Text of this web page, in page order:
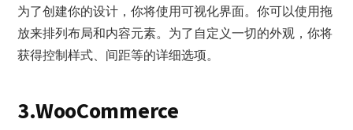
为了创建你的设计，你将使用可视化界面。你可以使用拖
放来排列布局和内容元素。为了自定义一切的外观，你将
获得控制样式、间距等的详细选项。
3.WooCommerce